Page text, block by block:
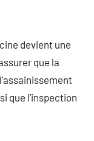
devient une
que la
que l’inspection